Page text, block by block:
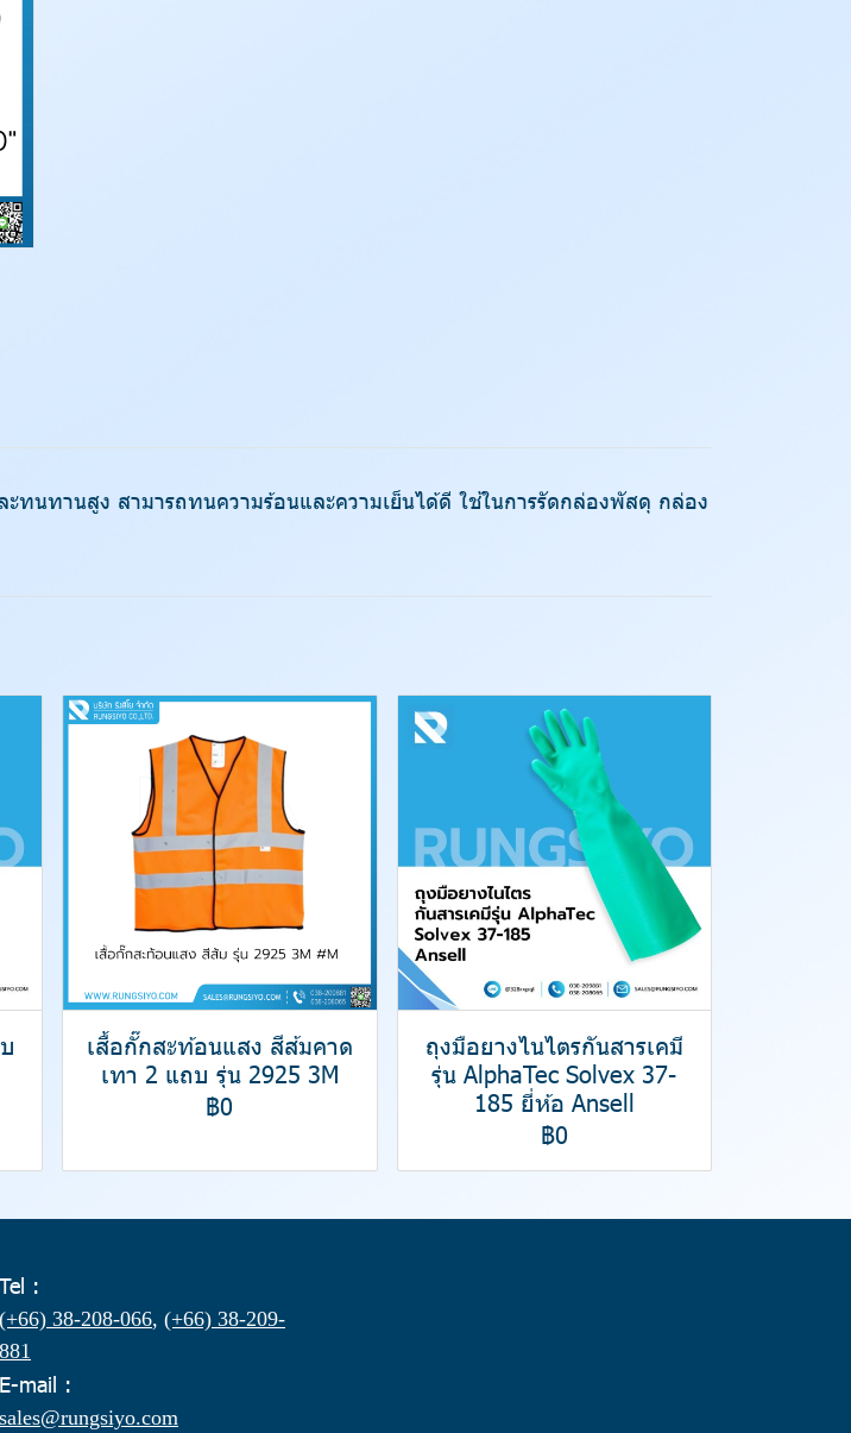
ทนทานสูง สามารถทนความร้อนและความเย็นได้ดี ใช้ในการรัดกล่องพัสดุ กล่อง
เสื้อกั๊กสะท้อนแสง สีส้มคาด
เทา 2 แถบ รุ่น 2925 3M
฿0
ถุงมือยางไนไตรกันสารเคมี
รุ่น AlphaTec Solvex 37-
185 ยี่ห้อ Ansell
฿0
Tel :
(+66) 38-208-066, (+66) 38-209-
881
E-mail :
sales@rungsiyo.com